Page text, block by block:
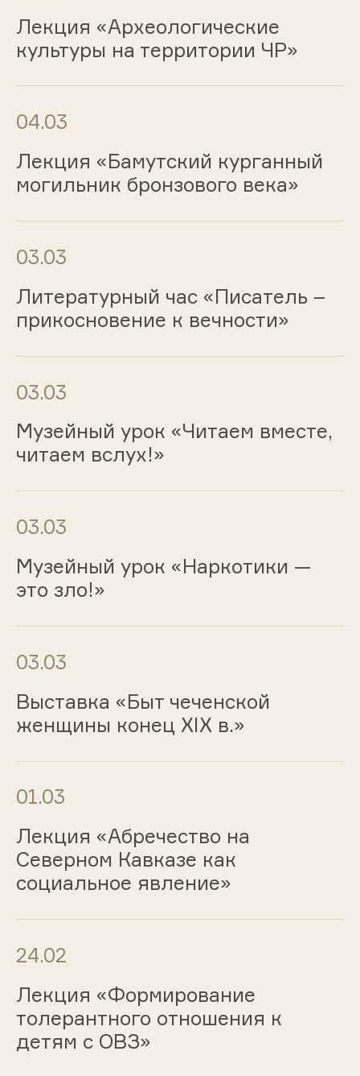
Лекция «Археологические
культуры на территории ЧР»
04.03
Лекция «Бамутский курганный
могильник бронзового века»
03.03
Литературный час «Писатель –
прикосновение к вечности»
03.03
Музейный урок «Читаем вместе,
читаем вслух!»
03.03
Музейный урок «Наркотики —
это зло!»
03.03
Выставка «Быт чеченской
женщины конец XIX в.»
01.03
Лекция «Абречество на
Северном Кавказе как
социальное явление»
24.02
Лекция «Формирование
толерантного отношения к
детям с ОВЗ»